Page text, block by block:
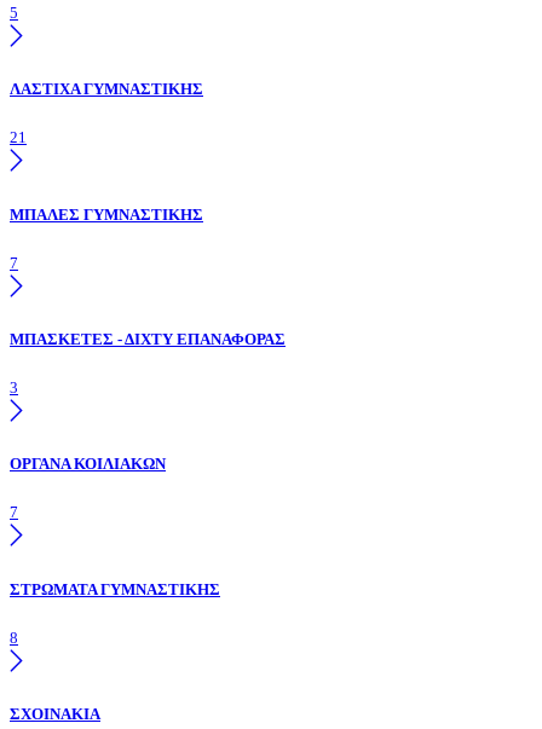
5
ΛΑΣΤΙΧΑ ΓΥΜΝΑΣΤΙΚΗΣ
21
ΜΠΑΛΕΣ ΓΥΜΝΑΣΤΙΚΗΣ
7
ΜΠΑΣΚΕΤΕΣ - ΔΙΧΤΥ ΕΠΑΝΑΦΟΡΑΣ
3
ΟΡΓΑΝΑ ΚΟΙΛΙΑΚΩΝ
7
ΣΤΡΩΜΑΤΑ ΓΥΜΝΑΣΤΙΚΗΣ
8
ΣΧΟΙΝΑΚΙΑ